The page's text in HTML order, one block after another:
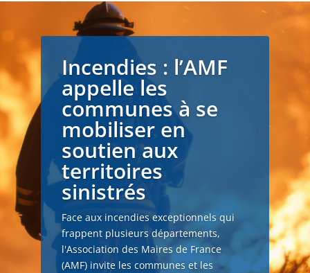
Incendies : l’AMF
appelle les
communes à se
mobiliser en
soutien aux
territoires
sinistrés
Face aux incendies exceptionnels qui
frappent plusieurs départements,
l'Association des Maires de France
(AMF) invite les communes et les